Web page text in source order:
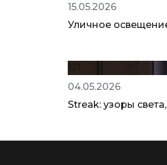
15.05.2026
Уличное
04.05.2026
Streak: узоры